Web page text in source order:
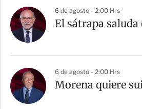
6 de agosto - 2:00 Hrs
El sátrapa saluda
6 de agosto - 2:00 Hrs
Morena quiere